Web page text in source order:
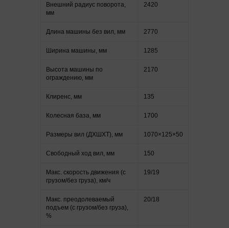
Внешний радиус поворота,
мм
2420
Длина машины без вил, мм 2770
Ширина машины, мм 1285
Высота машины по
ограждению, мм
2170
Клиренс, мм 135
Колесная база, мм 1700
Размеры вил (ДXШXТ), мм 1070×125×50
Свободный ход вил, мм 150
Макс. скорость движения (с
грузом/без груза), км/ч
19/19
Макс. преодолеваемый
подъем (с грузом/без груза),
%
20/18